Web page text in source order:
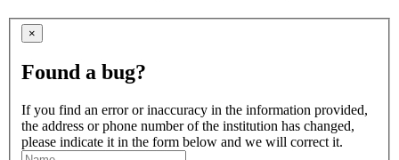
×
Found a bug?
If you find an error or inaccuracy in the information provided,
the address or phone number of the institution has changed,
please indicate it in the form below and we will correct it.